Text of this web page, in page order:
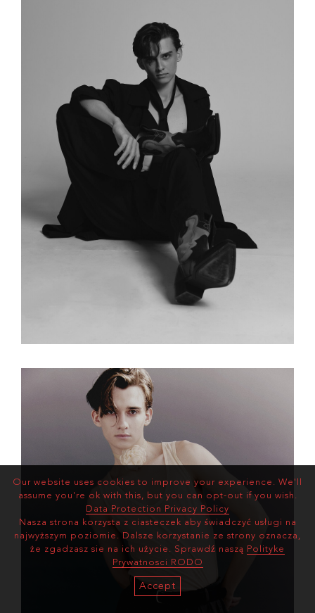
Our website uses cookies to improve your experience. We'll
assume you're ok with this, but you can opt-out if you wish.
Data Protection Privacy Policy
Nasza strona korzysta z ciasteczek aby świadczyć usługi na
najwyższym poziomie. Dalsze korzystanie ze strony oznacza,
że zgadzasz sie na ich użycie. Sprawdź naszą Polityke
Prywatnosci RODO
Accept